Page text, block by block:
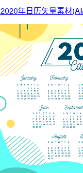
年日历矢量素材